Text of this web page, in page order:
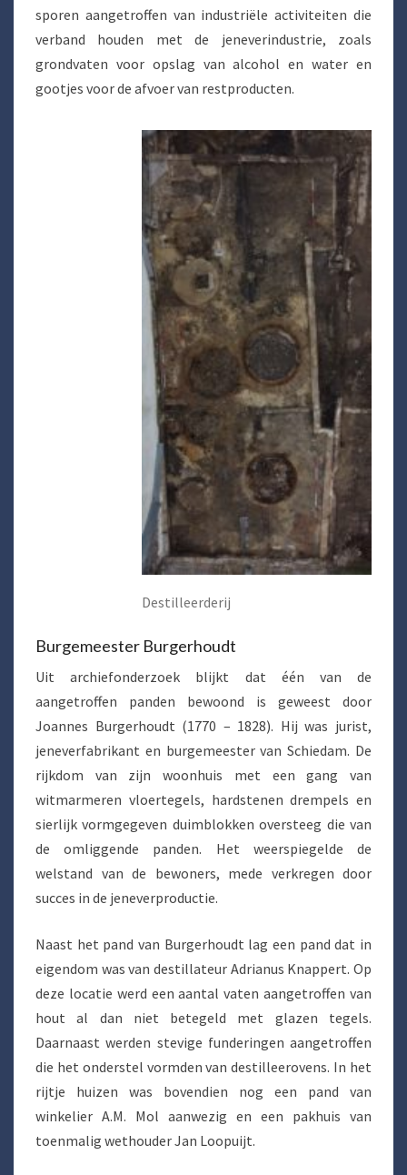
sporen aangetroffen van industriële activiteiten die
verband houden met de jeneverindustrie, zoals
grondvaten voor opslag van alcohol en water en
gootjes voor de afvoer van restproducten.
Destilleerderij
Burgemeester Burgerhoudt
Uit archiefonderzoek blijkt dat één van de
aangetroffen panden bewoond is geweest door
Joannes Burgerhoudt (1770 – 1828). Hij was jurist,
jeneverfabrikant en burgemeester van Schiedam. De
rijkdom van zijn woonhuis met een gang van
witmarmeren vloertegels, hardstenen drempels en
sierlijk vormgegeven duimblokken oversteeg die van
de omliggende panden. Het weerspiegelde de
welstand van de bewoners, mede verkregen door
succes in de jeneverproductie.
Naast het pand van Burgerhoudt lag een pand dat in
eigendom was van destillateur Adrianus Knappert. Op
deze locatie werd een aantal vaten aangetroffen van
hout al dan niet betegeld met glazen tegels.
Daarnaast werden stevige funderingen aangetroffen
die het onderstel vormden van destilleerovens. In het
rijtje huizen was bovendien nog een pand van
winkelier A.M. Mol aanwezig en een pakhuis van
toenmalig wethouder Jan Loopuijt.